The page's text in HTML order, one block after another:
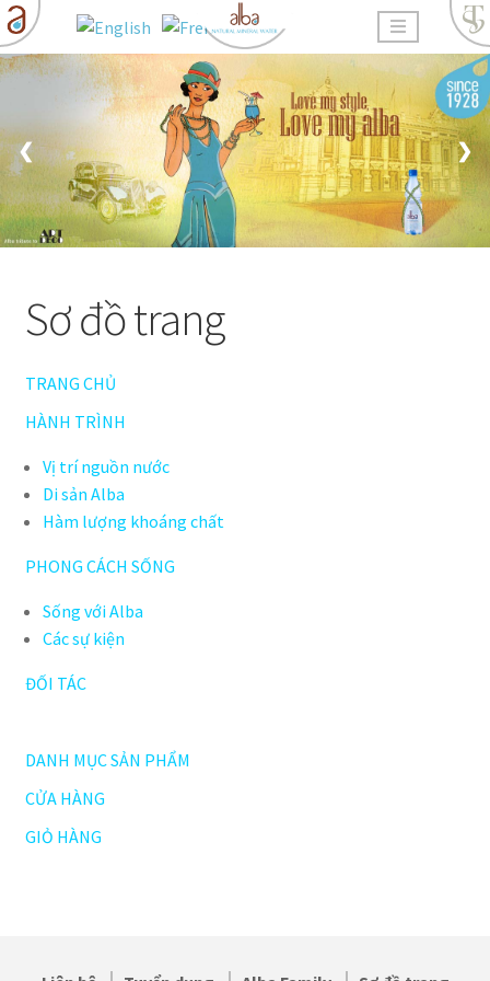
❮ ❯
Sơ đồ trang
TRANG CHỦ
HÀNH TRÌNH
Vị trí nguồn nước
Di sản Alba
Hàm lượng khoáng chất
PHONG CÁCH SỐNG
Sống với Alba
Các sự kiện
ĐỐI TÁC
DANH MỤC SẢN PHẨM
CỬA HÀNG
GIỎ HÀNG